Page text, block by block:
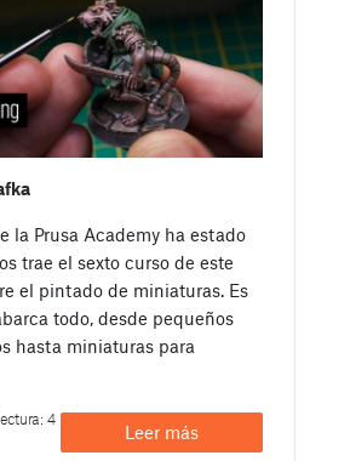
la Prusa Academy ha estado
trae el sexto curso de este
el pintado de miniaturas. Es
todo, desde pequeños
hasta miniaturas para
4
Leer más